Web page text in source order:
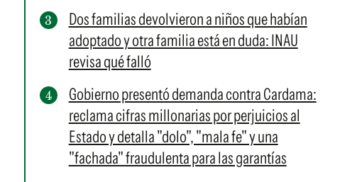
Dos familias devolvieron a niños que habían
adoptado y otra familia está en duda: INAU
revisa qué falló
Gobierno presentó demanda contra Cardama:
reclama cifras millonarias por perjuicios al
Estado y detalla "dolo", "mala fe" y una
"fachada" fraudulenta para las garantías